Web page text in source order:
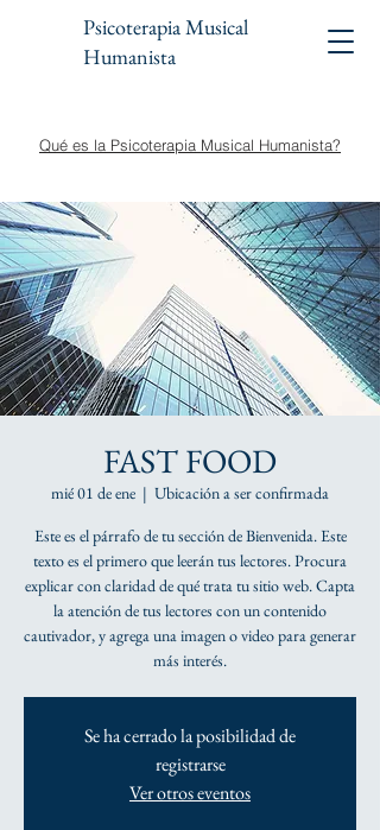
Psicoterapia Musical
Humanista
Qué es la Psicoterapia Musical Humanista?
FAST FOOD
mié 01 de ene
  |
Ubicación a ser confirmada
Este es el párrafo de tu sección de Bienvenida. Este
texto es el primero que leerán tus lectores. Procura
explicar con claridad de qué trata tu sitio web. Capta
la atención de tus lectores con un contenido
cautivador, y agrega una imagen o video para generar
más interés.
Se ha cerrado la posibilidad de
registrarse
Ver otros eventos